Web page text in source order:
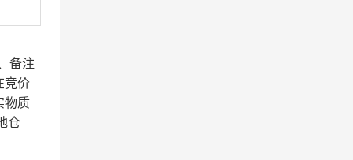
备注
竞价
物质
仓